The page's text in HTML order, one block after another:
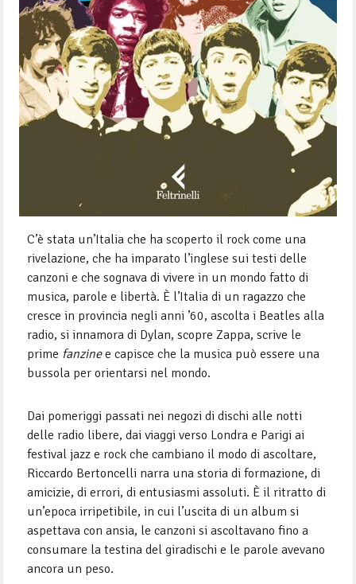
C’è stata un’Italia che ha scoperto il rock come una
rivelazione, che ha imparato l’inglese sui testi delle
canzoni e che sognava di vivere in un mondo fatto di
musica, parole e libertà. È l’Italia di un ragazzo che
cresce in provincia negli anni ’60, ascolta i Beatles alla
radio, si innamora di Dylan, scopre Zappa, scrive le
prime fanzinee capisce che la musica può essere una
bussola per orientarsi nel mondo.
Dai pomeriggi passati nei negozi di dischi alle notti
delle radio libere, dai viaggi verso Londra e Parigi ai
festival jazz e rock che cambiano il modo di ascoltare,
Riccardo Bertoncelli narra una storia di formazione, di
amicizie, di errori, di entusiasmi assoluti. È il ritratto di
un’epoca irripetibile, in cui l’uscita di un album si
aspettava con ansia, le canzoni si ascoltavano fino a
consumare la testina del giradischi e le parole avevano
ancora un peso.